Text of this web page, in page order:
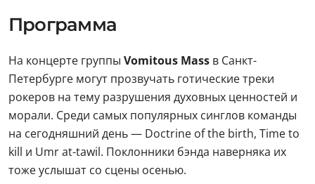
Программа
На концерте группы Vomitous Mass в Санкт-
Петербурге могут прозвучать готические треки
рокеров на тему разрушения духовных ценностей и
морали. Среди самых популярных синглов команды
на сегодняшний день — Doctrine of the birth, Time to
kill и Umr at-tawil. Поклонники бэнда наверняка их
тоже услышат со сцены осенью.